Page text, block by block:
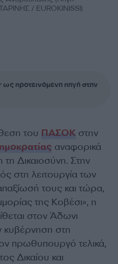
/ EUROKINISSI)
προτεινόμενη πηγή στην
του ΠΑΣΟΚ στην
αναφορικά
Δικαιοσύνη. Στην
στη λειτουργία των
τους και τώρα,
της Κοβέσι», η
στον Άδωνι
κυβέρνηση στη
πρωθυπουργό τελικά,
Δικαίου και